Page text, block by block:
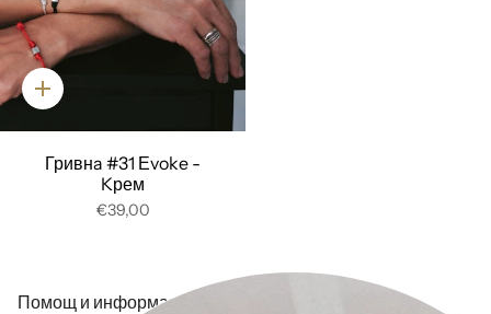
Добави
Гривнa #31 Еvoke -
Kрем
€39,00
Помощ и информация